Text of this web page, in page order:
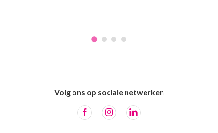
Volg ons op sociale netwerken